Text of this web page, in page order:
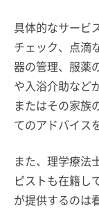
具体的なサービ
チェック、点滴
器の管理、服薬
や入浴介助など
またはその家族
てのアドバイス
また、理学療法
ピストも在籍し
が提供するのは